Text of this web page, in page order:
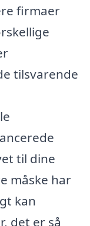
firmaer
tilsvarende
til dine
måske har
kan
det er så